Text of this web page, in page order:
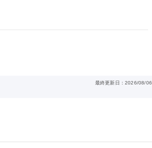
最終更新日：2026/08/06